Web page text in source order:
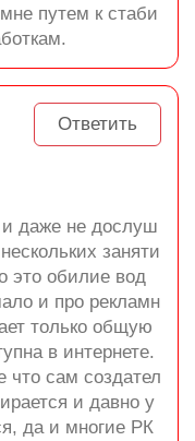
путем к стаби
Ответить
даже не дослуш
заняти
это обилие вод
и про рекламн
только общую
в интернете.
что сам создател
и давно у
да и многие РК